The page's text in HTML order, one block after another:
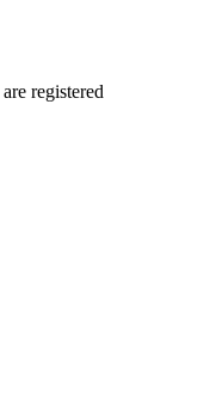
registered